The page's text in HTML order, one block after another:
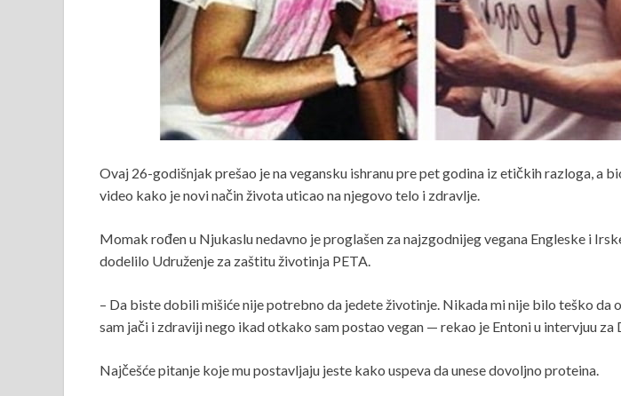
Ovaj 26-godišnjak prešao je na vegansku ishranu pre pet godina iz etičkih razloga, a
video kako je novi način života uticao na njegovo telo i zdravlje.
Momak rođen u Njukaslu nedavno je proglašen za najzgodnijeg vegana Engleske i
dodelilo Udruženje za zaštitu životinja PETA.
– Da biste dobili mišiće nije potrebno da jedete životinje. Nikada mi nije bilo teško da
sam jači i zdraviji nego ikad otkako sam postao vegan — rekao je Entoni u intervjuu za
Najčešće pitanje koje mu postavljaju jeste kako uspeva da unese dovoljno proteina.